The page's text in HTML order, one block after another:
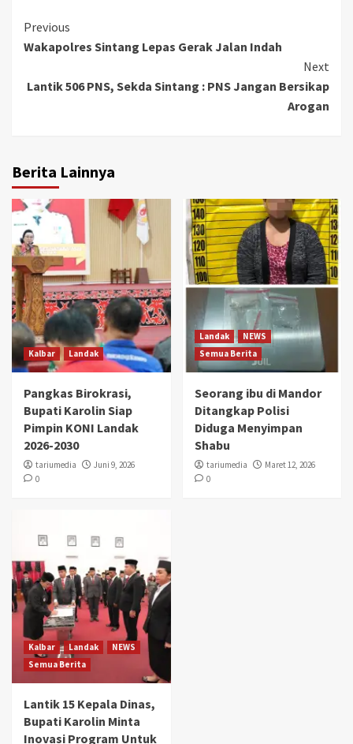
Continue
Reading
Previous
Wakapolres Sintang Lepas Gerak Jalan Indah
Next
Lantik 506 PNS, Sekda Sintang : PNS Jangan Bersikap
Arogan
Berita Lainnya
Kalbar Landak
Pangkas Birokrasi,
Bupati Karolin Siap
Pimpin KONI Landak
2026-2030
tariumedia
Juni 9, 2026
0
Landak
NEWS
Semua Berita
Seorang ibu di Mandor
Ditangkap Polisi
Diduga Menyimpan
Shabu
tariumedia
Maret 12, 2026
0
Kalbar Landak
NEWS
Semua Berita
Lantik 15 Kepala Dinas,
Bupati Karolin Minta
Inovasi Program Untuk